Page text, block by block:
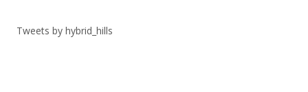
Tweets by hybrid_hills